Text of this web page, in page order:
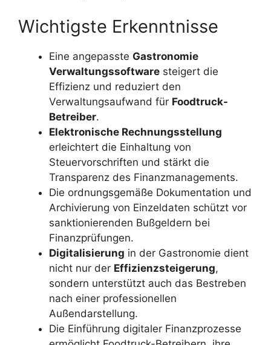
Wichtigste Erkenntnisse
Eine angepasste Gastronomie
Verwaltungssoftware steigert die
Effizienz und reduziert den
Verwaltungsaufwand für Foodtruck-
Betreiber.
Elektronische Rechnungsstellung
erleichtert die Einhaltung von
Steuervorschriften und stärkt die
Transparenz des Finanzmanagements.
Die ordnungsgemäße Dokumentation und
Archivierung von Einzeldaten schützt vor
sanktionierenden Bußgeldern bei
Finanzprüfungen.
Digitalisierung in der Gastronomie dient
nicht nur der Effizienzsteigerung,
sondern unterstützt auch das Bestreben
nach einer professionellen
Außendarstellung.
Die Einführung digitaler Finanzprozesse